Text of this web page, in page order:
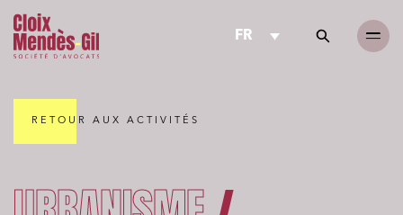
FR
RETOUR AUX ACTIVITÉS